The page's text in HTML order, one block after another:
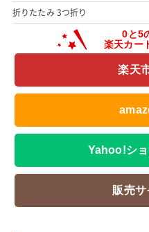
折りたたみ 3つ折り
楽天
Yahoo!シ
販売サ